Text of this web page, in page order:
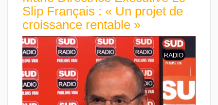
Slip Français : « Un projet de
croissance rentable »